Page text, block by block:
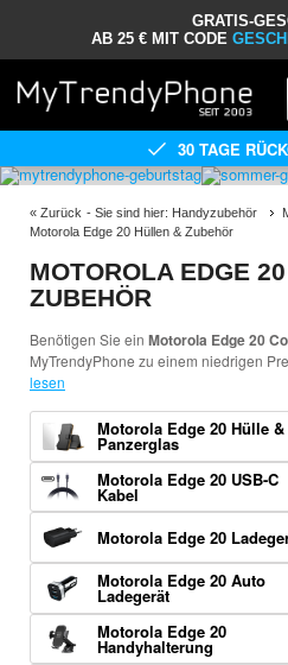
GRATIS-
AB 25 € MIT CODE
30 TAGE
« Zurück - Sie sind hier: Handyzubehör
Motorola Edge 20 Hüllen & Zubehör
MOTOROLA EDGE
ZUBEHÖR
Benötigen Sie ein Motorola Edge 20
MyTrendyPhone zu einem niedrigen
lesen
Motorola Edge 20 Hülle &
Panzerglas
Motorola Edge 20 USB-C
Kabel
Motorola Edge 20
Motorola Edge 20 Auto
Ladegerät
Motorola Edge 20
Handyhalterung